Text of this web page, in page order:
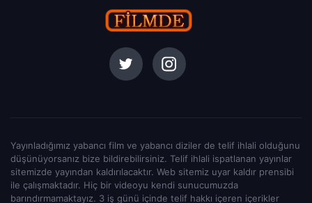
Yayınladığımız yabancı film ve yabancı diziler de telif ihlali olduğunu
düşünüyorsanız bize bildirebilirsiniz. Telif ihlali ispatlanan yayınlar
sitemizde yayından kaldırılacaktır. Web sitemiz uyar kaldır prensibi
ile çalışmaktadır. Hiç bir videoyu kendi sunucumuzda
barındırmamaktayız. 3 iş günü içinde telif hakkı içeren içerikler